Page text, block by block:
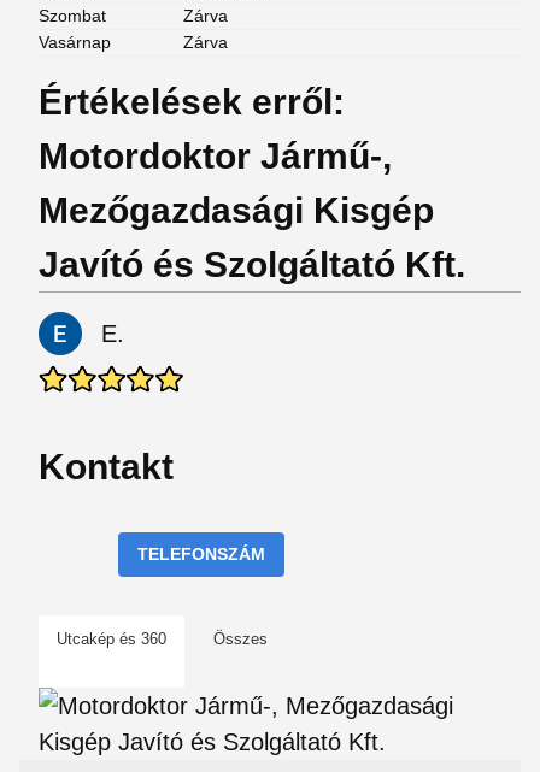
Szombat
Zárva
Vasárnap
Zárva
Értékelések erről:
Motordoktor Jármű-,
Mezőgazdasági Kisgép
Javító és Szolgáltató Kft.
E.
Kontakt
TELEFONSZÁM
Utcakép és 360 Összes